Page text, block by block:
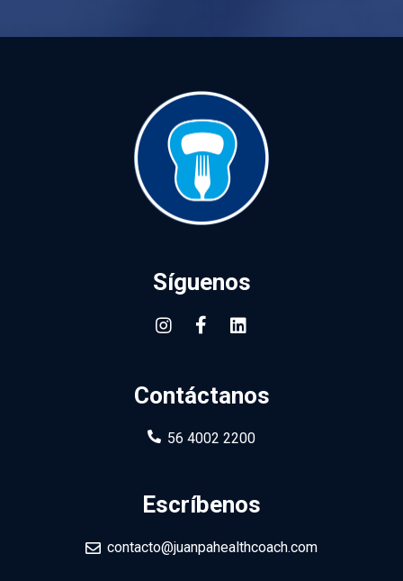
Síguenos
Contáctanos
56 4002 2200
Escríbenos
contacto@juanpahealthcoach.com